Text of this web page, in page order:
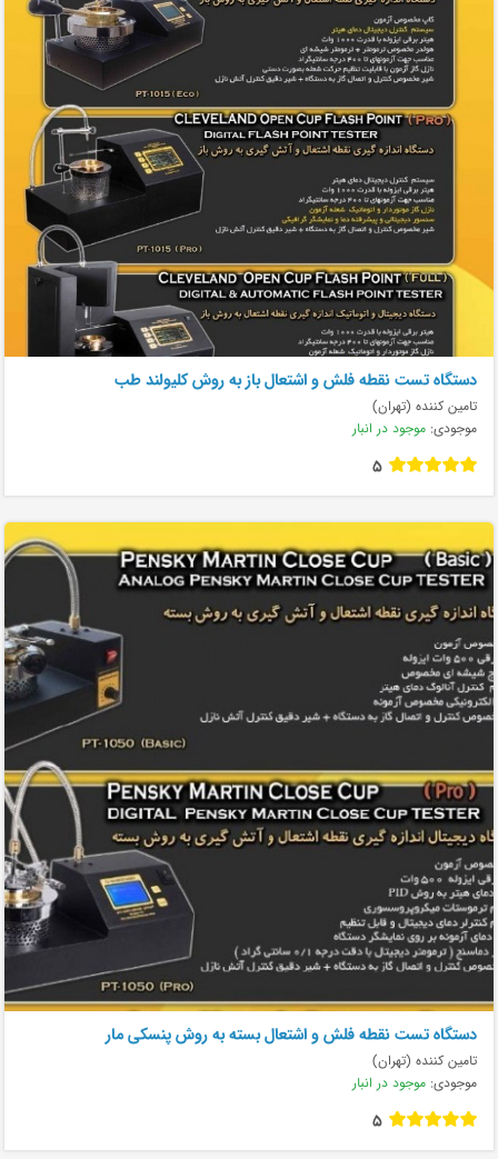
دستگاه تست نقطه فلش و اشتعال باز به روش کلیولند طب
تامین کننده (تهران)
موجودی: موجود در انبار
5
دستگاه تست نقطه فلش و اشتعال بسته به روش پنسکی مار
تامین کننده (تهران)
موجودی: موجود در انبار
5